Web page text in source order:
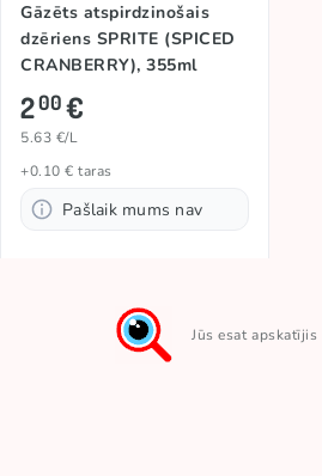
Gāzēts atspirdzinošais
dzēriens SPRITE (SPICED
CRANBERRY), 355ml
200€
5.63 €/L
+0.10 € taras
Pašlaik mums nav
Jūs esat